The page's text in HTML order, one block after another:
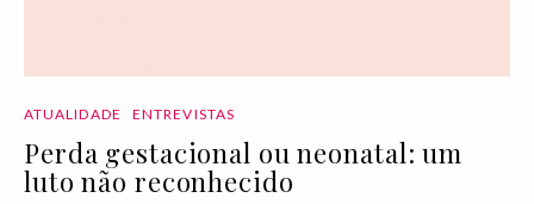
ATUALIDADE ENTREVISTAS
Perda gestacional ou neonatal: um
luto não reconhecido